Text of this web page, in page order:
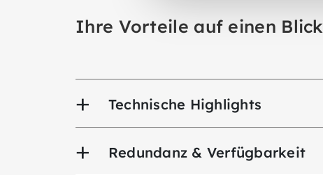
Ihre Vorteile auf einen Blick
Technische Highlights
Redundanz & Verfügbarkeit